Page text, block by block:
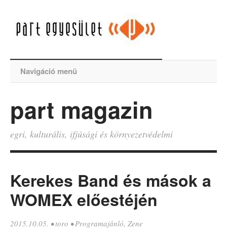
Navigáció menü
part magazin
egri, kulturális, ifjúsági és környezetvédelmi
Kerekes Band és mások a
WOMEX előestéjén
2015.10.05. •toro •Programajánló, Zene